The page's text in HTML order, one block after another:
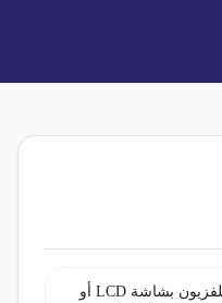
أجهزة استقبال تلفزيون بشاشة LCD أو